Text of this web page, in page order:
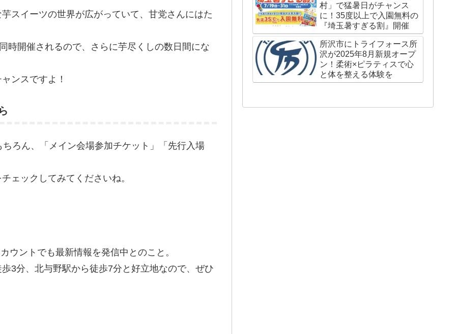
スイーツの世界が広がっていて、甘党さんにはた
時開催されるので、さらに芋尽くしの数日間にな
ンスですよ！
ろん、「メイン会場参加チケット」「先行入場
ェックしてみてくださいね。
ウントでも最新情報を発信中とのこと。
3分、北与野駅から徒歩7分と好立地なので、ぜひ
村」で猛暑日がチャンス
に！35度以上で入園無料の
『埼玉暑すぎる割』開催
所沢市にトライフォース所
沢が2025年8月新規オープ
ン！柔術×ピラティスで心
と体を整える体験を